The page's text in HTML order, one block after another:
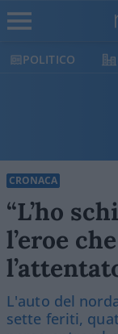
POLITICO
CRONACA
“L’ho
l’eroe
L'auto del
sette feriti,